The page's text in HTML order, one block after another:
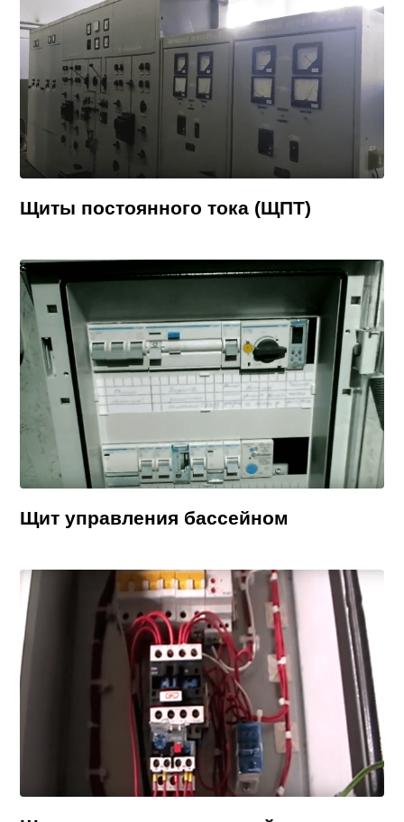
Щиты постоянного тока (ЩПТ)
Щит управления бассейном